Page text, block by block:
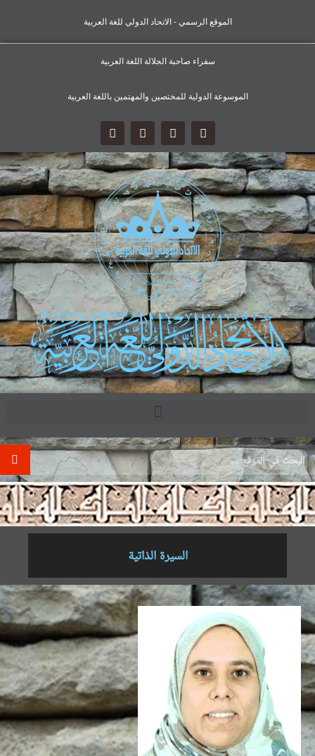
الموقع الرسمي - الاتحاد الدولي للغة العربية
سفراء صاحبة الجلالة اللغة العربية
الموسوعة الدولية للمختصين والمهتمين باللغة العربية
.
السيرة الذاتية